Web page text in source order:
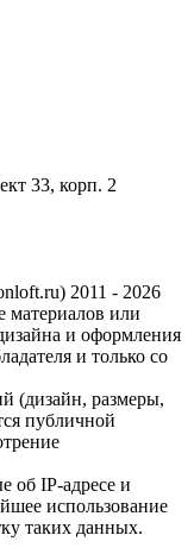
33, корп. 2
2011 - 2026
материалов или
и оформления
и только со
(дизайн, размеры,
публичной
об IP-адресе и
использование
таких данных.